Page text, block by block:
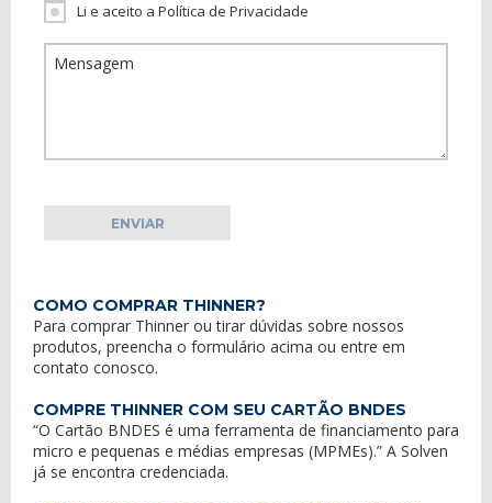
Li e aceito a Política de Privacidade
COMO COMPRAR THINNER?
Para comprar Thinner ou tirar dúvidas sobre nossos
produtos, preencha o formulário acima ou entre em
contato conosco.
COMPRE THINNER COM SEU CARTÃO BNDES
“O Cartão BNDES é uma ferramenta de financiamento para
micro e pequenas e médias empresas (MPMEs).” A Solven
já se encontra credenciada.